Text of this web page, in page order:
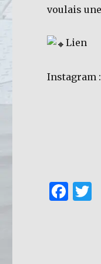
voulais
Lien
Instagram
F